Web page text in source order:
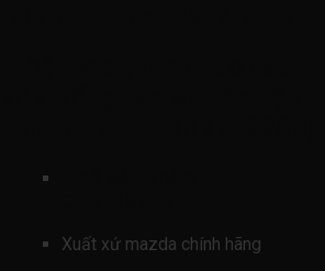
Xuất xứ mazda chính hãng